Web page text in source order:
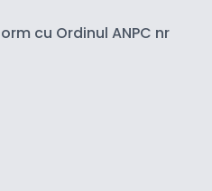
cu Ordinul ANPC nr